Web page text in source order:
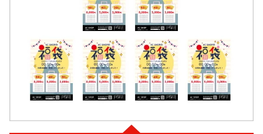
ユーザー登録ログイン
入稿
データ
校正・印刷